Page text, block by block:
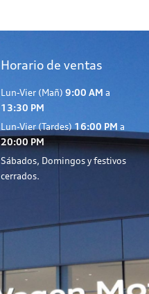
Horario de ventas
Lun-Vier (Mañ) 9:00 AM a
13:30 PM
Lun-Vier (Tardes) 16:00 PM a
20:00 PM
Sábados, Domingos y festivos
cerrados.